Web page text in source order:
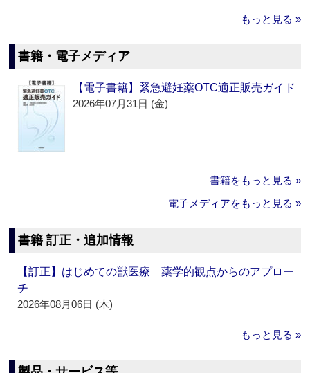
もっと見る »
書籍・電子メディア
【電子書籍】緊急避妊薬OTC適正販売ガイド
2026年07月31日 (金)
書籍をもっと見る »
電子メディアをもっと見る »
書籍 訂正・追加情報
【訂正】はじめての獣医療 薬学的観点からのアプロー
チ
2026年08月06日 (木)
もっと見る »